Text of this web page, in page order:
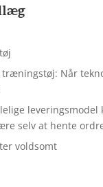
Når
leveringsmodel
selv at hente
voldsomt